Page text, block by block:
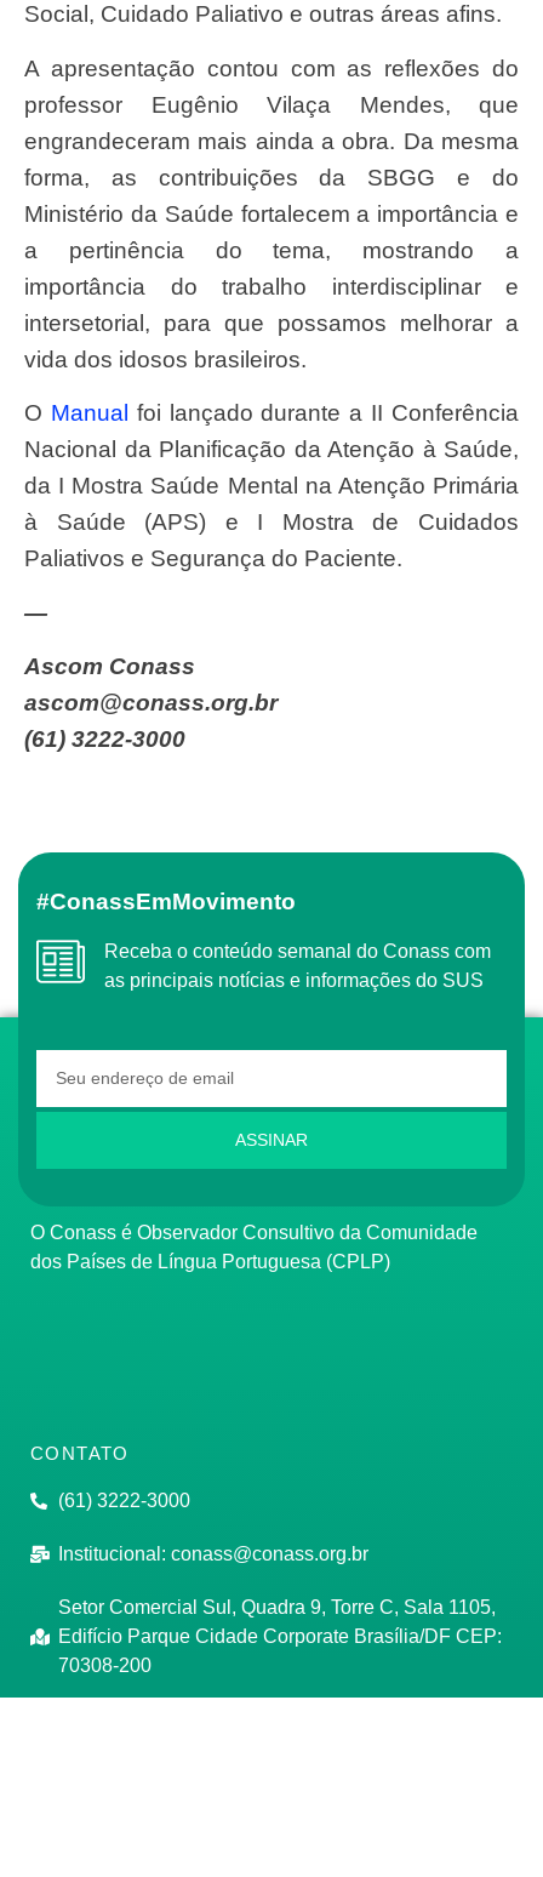
Social, Cuidado Paliativo e outras áreas afins.
A apresentação contou com as reflexões do
professor Eugênio Vilaça Mendes, que
engrandeceram mais ainda a obra. Da mesma
forma, as contribuições da SBGG e do
Ministério da Saúde fortalecem a importância e
a pertinência do tema, mostrando a
importância do trabalho interdisciplinar e
intersetorial, para que possamos melhorar a
vida dos idosos brasileiros.
Manual foi lançado durante a II Conferência
Nacional da Planificação da Atenção à Saúde,
da I Mostra Saúde Mental na Atenção Primária
à Saúde (APS) e I Mostra de Cuidados
Paliativos e Segurança do Paciente.
—
Ascom Conass
ascom@conass.org.br
(61) 3222-3000
#ConassEmMovimento
Receba o conteúdo semanal do Conass com
as principais notícias e informações do SUS
ASSINAR
O Conass é Observador Consultivo da Comunidade
dos Países de Língua Portuguesa (CPLP)
CONTATO
(61) 3222-3000
Institucional: conass@conass.org.br
Setor Comercial Sul, Quadra 9, Torre C, Sala 1105,
Edifício Parque Cidade Corporate Brasília/DF CEP:
70308-200